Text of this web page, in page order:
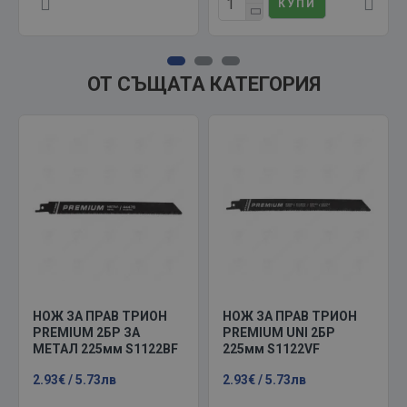
КУПИ
ОТ СЪЩАТА КАТЕГОРИЯ
НОЖ ЗА ПРАВ ТРИОН
PREMIUM 2БР ЗА
МЕТАЛ 225мм S1122BF
2.93€ / 5.73лв
НОЖ ЗА ПРАВ ТРИОН
PREMIUM UNI 2БР
225мм S1122VF
2.93€ / 5.73лв